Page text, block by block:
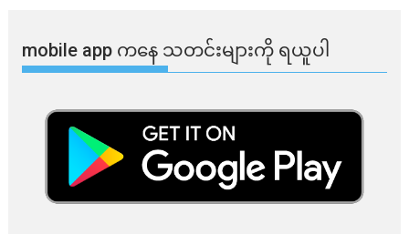
mobile app ​​ကနေ ​​သတင်းများကို ရယူပါ